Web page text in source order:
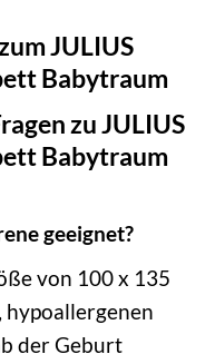
JULIUS
Babytraum
zu JULIUS
Babytraum
geeignet?
von 100 x 135
hypoallergenen
der Geburt